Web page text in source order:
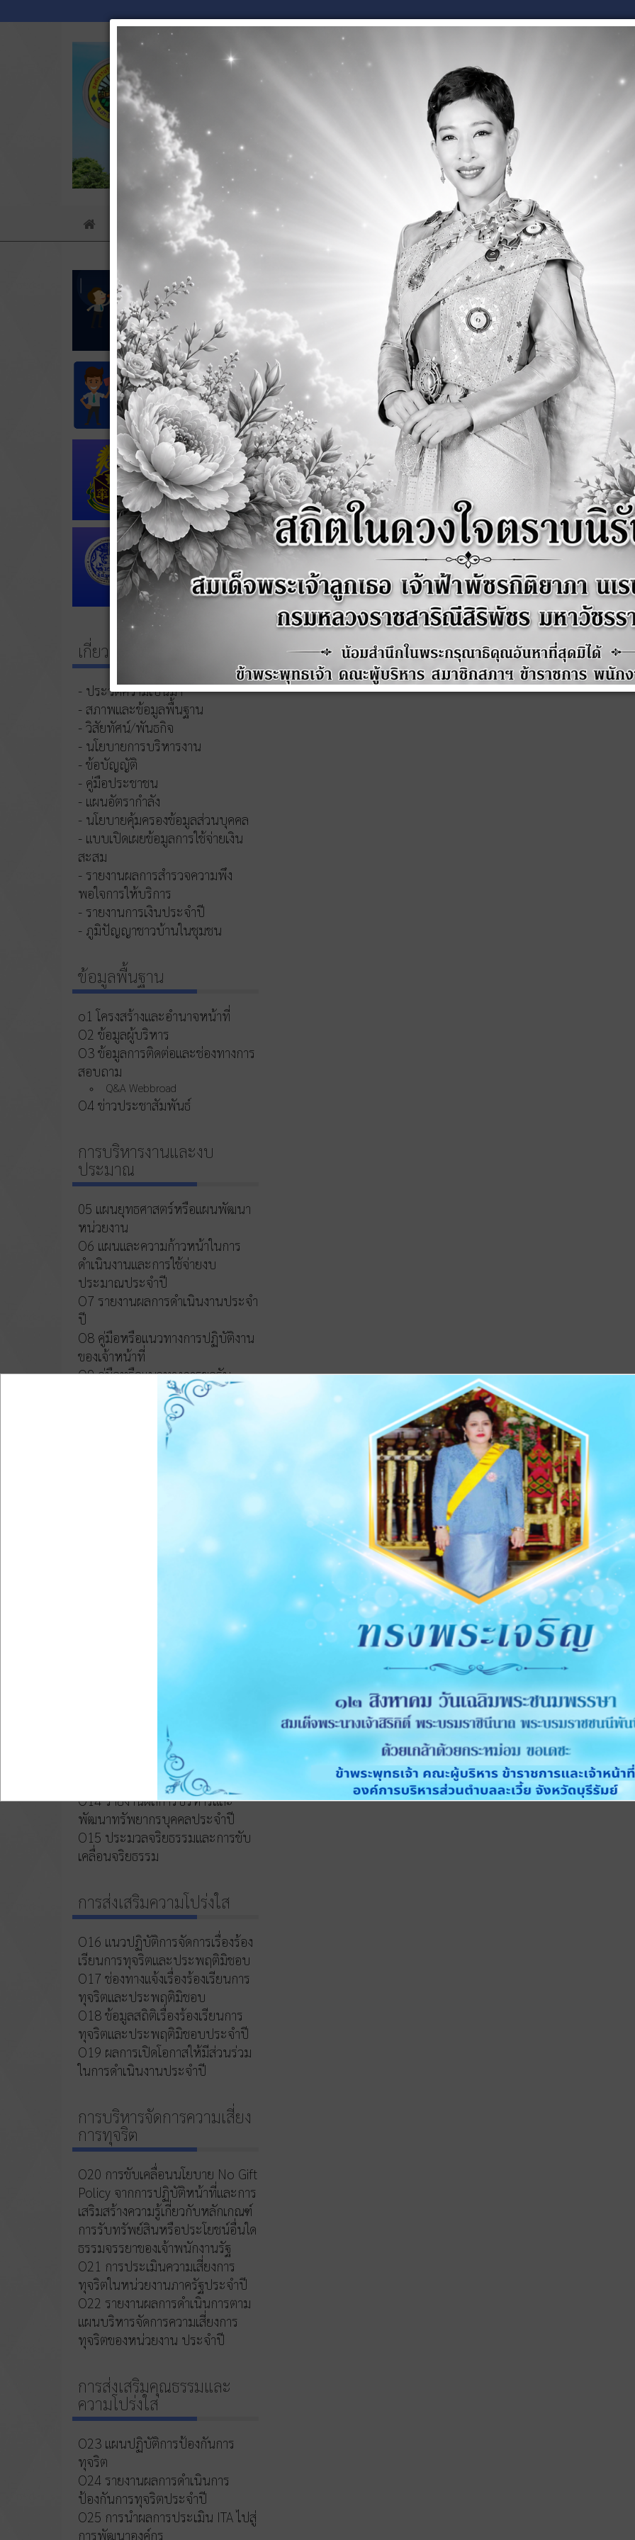
ข่าวประชาสัมพันธ์ ข่าวกิจกรรม รับเรื่องร้องเรียน ช่องทางการรับฟังควา
วิสัยทัศน์/พันธกิจ
วิสัยทัศน์ (Vision)
"คุณภาพชีวิตดี มีแหล่งน้ำอุดมสมบูรณ์ เพิ่มพูนผลผลิต ยึดมั่นเศรษฐกิจพอเพียง"
พันธกิจ (Mission)
ส่งเสริมการพัฒนาคุณภาพชีวิตของประชาชน
พัฒนาระบบสาธารณูปโภค สะดวก แหล่งน้ำอุดมสมบูรณ์
ส่งเสริมการพัฒนาเศรษฐกิจให้เข้มแข็งตามหลักปรัชญาเศรษฐกิจพอเพียง
เกี่ยวกับหน่วยงาน
- ประวัติความเป็นมา
- สภาพและข้อมูลพื้นฐาน
- วิสัยทัศน์/พันธกิจ
- นโยบายการบริหารงาน
- ข้อบัญญัติ
- คู่มือประชาชน
- แผนอัตรากำลัง
- นโยบายคุ้มครองข้อมูลส่วนบุคคล
- แบบเปิดเผยข้อมูลการใช้จ่ายเงิน
สะสม
- รายงานผลการสำรวจความพึง
พอใจการให้บริการ
- รายงานการเงินประจำปี
- ภูมิปัญญาชาวบ้านในชุมชน
ข้อมูลพื้นฐาน
o1 โครงสร้างและอำนาจหน้าที่
O2 ข้อมูลผู้บริหาร
O3 ข้อมูลการติดต่อและช่องทางการ
สอบถาม
Q&A Webbroad
O4 ข่าวประชาสัมพันธ์
การบริหารงานและงบ
ประมาณ
05 แผนยุทธศาสตร์หรือแผนพัฒนา
หน่วยงาน
O6 แผนและความก้าวหน้าในการ
ดำเนินงานและการใช้จ่ายงบ
ประมาณประจำปี
O7 รายงานผลการดำเนินงานประจำ
ปี
O8 คู่มือหรือแนวทางการปฏิบัติงาน
ของเจ้าหน้าที่
O9 คู่มือหรือแนวทางการขอรับ
บริการสำหรับผู้รับบริการหรือผู้มา
O10 ระบบการให้บริการผ่านช่อง
ทางออนไลน์(E-Service)
011 สรุปผลการจัดซื้้อจัดจ้างหรือ
012 รายงานสรุปผลการจัดซื้อจัดจ้าง
หรือการจัดหาพัสดุของหน่วยงาน
ทรัพยากรบุคคล
O13 หลักเกณฑ์และแผนการบริหาร
และพัฒนาทรัพยากรบุคคลประจำปี
O14 รายงานผลการบริหารและ
พัฒนาทรัพยากรบุคคลประจำปี
O15 ประมวลจริยธรรมและการขับ
เคลื่อนจริยธรรม
การส่งเสริมความโปร่งใส
O16 แนวปฏิบัติการจัดการเรื่องร้อง
เรียนการทุจริตและประพฤติมิชอบ
O17 ช่องทางแจ้งเรื่องร้องเรียนการ
ทุจริตและประพฤติมิชอบ
O18 ข้อมูลสถิติเรื่องร้องเรียนการ
ทุจริตและประพฤติมิชอบประจำปี
O19 ผลการเปิดโอกาสให้มีส่วนร่วม
ในการดำเนินงานประจำปี
การบริหารจัดการความเสี่ยง
การทุจริต
O20 การขับเคลื่อนนโยบาย No Gift
Policy จากการปฏิบัติหน้าที่และการ
เสริมสร้างความรู้เกี่ยวกับหลักเกณฑ์
การรับทรัพย์สินหรือประโยชน์อื่นใด
ธรรมจรรยาของเจ้าพนักงานรัฐ
O21 การประเมินความเสี่ยงการ
ทุจริตในหน่วยงานภาครัฐประจำปี
O22 รายงานผลการดำเนินการตาม
แผนบริหารจัดการความเสี่ยงการ
ทุจริตของหน่วยงาน ประจำปี
การส่งเสริมคุณธรรมและ
ความโปร่งใส
O23 แผนปฏิบัติการป้องกันการ
ทุจริต
O24 รายงานผลการดำเนินการ
ป้องกันการทุจริตประจำปี
O25 การนำผลการประเมิน ITA ไปสู่
การพัฒนาองค์กร